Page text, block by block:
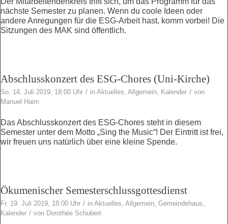
nächste Semester zu planen. Wenn du coole Ideen oder
andere Anregungen für die ESG-Arbeit hast, komm vorbei! Die
Sitzungen des MAK sind öffentlich.
Abschlusskonzert des ESG-Chores (Uni-Kirche)
So. 14. Juli 2019, 18:00 Uhr / in Aktuelles, Allgemein, Kalender / von
Manuel Haim
Das Abschlusskonzert des ESG-Chores steht in diesem
Semester unter dem Motto „Sing the Music“! Der Eintritt ist frei,
wir freuen uns natürlich über eine kleine Spende.
Ökumenischer Semesterschlussgottesdienst
Fr. 19. Juli 2019, 18:00 Uhr / in Aktuelles, Allgemein, Gemeindehaus,
Kalender / von Dorothée Schubert